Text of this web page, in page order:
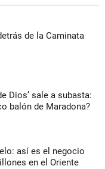
de la Caminata
Dios’ sale a subasta:
balón de Maradona?
así es el negocio
en el Oriente